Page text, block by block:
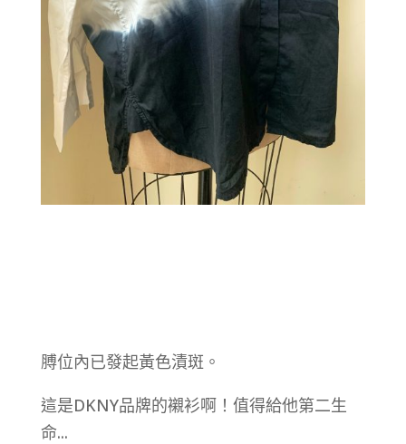
膊位內已發起黃色漬斑。
這是DKNY品牌的襯衫啊！值得給他第二生
命...